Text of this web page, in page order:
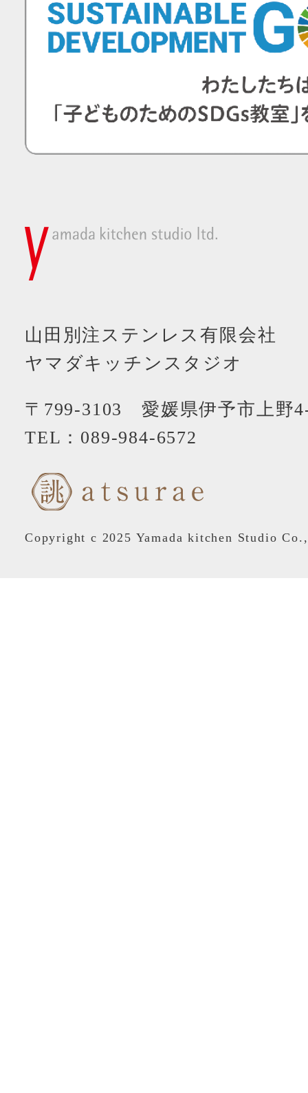
山田別注ステンレス有限会社
ヤマダキッチンスタジオ
〒799-3103 愛媛県伊予市上野
TEL： 089-984-6572
Copyright c 2025 Yamada kitchen Studio